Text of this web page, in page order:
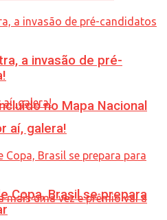
no Mapa Nacional
a invasão de pré-
aí, galera!
Copa, Brasil se prepara